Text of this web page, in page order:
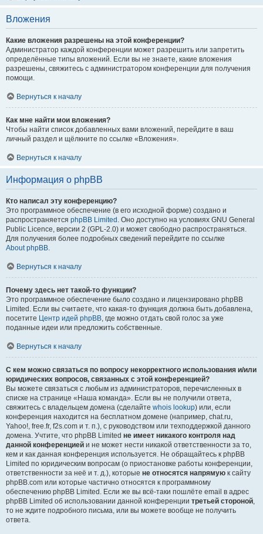
Вложения
Какие вложения разрешены на этой конференции?
Администратор каждой конференции может разрешить или запретить
определённые типы вложений. Если вы не знаете, какие вложения
разрешены, свяжитесь с администратором конференции для получения
помощи.
Вернуться к началу
Как мне найти мои вложения?
Чтобы найти список добавленных вами вложений, перейдите в ваш
личный раздел и щёлкните по ссылке «Вложения».
Вернуться к началу
Информация о phpBB
Кто написал эту конференцию?
Это программное обеспечение (в его исходной форме) создано и
распространяется phpBB Limited . Оно доступно на условиях GNU General
Public Licence, версии 2 (GPL-2.0) и может свободно распространяться.
Для получения более подробных сведений перейдите по ссылке
About phpBB.
Вернуться к началу
Почему здесь нет такой-то функции?
Это программное обеспечение было создано и лицензировано phpBB
Limited. Если вы считаете, что какая-то функция должна быть добавлена,
посетите Центр идей phpBB, где можно отдать свой голос за уже
поданные идеи или предложить собственные.
Вернуться к началу
С кем можно связаться по вопросу некорректного использования и/или
юридических вопросов, связанных с этой конференцией?
Вы можете связаться с любым из администраторов, перечисленных в
списке на странице «Наша команда». Если вы не получили ответа,
свяжитесь с владельцем домена (сделайте whois lookup) или, если
конференция находится на бесплатном домене (например, chat.ru,
Yahoo!, free.fr, f2s.com и т. п.), с руководством или техподдержкой данного
домена. Учтите, что phpBB Limited не имеет никакого контроля над
данной конференцией и не может нести никакой ответственности за то,
кем и как данная конференция используется. Не обращайтесь к phpBB
Limited по юридическим вопросам (о приостановке работы конференции,
ответственности за неё и т. д.), которые не относятся напрямую к сайту
phpBB.com или которые частично относятся к программному
обеспечению phpBB Limited. Если же вы всё-таки пошлёте email в адрес
phpBB Limited об использовании данной конференции третьей стороной,
то не ждите подробного письма, или вы можете вообще не получить
ответа.